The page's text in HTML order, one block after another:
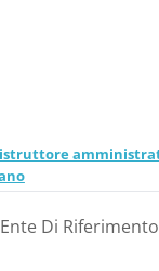
istruttore
Di